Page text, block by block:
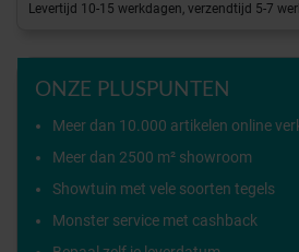
Levertijd 10-15 werkdagen, verzendtijd 5-7
ONZE PLUSPUNTEN
Meer dan 10.000 artikelen online
Meer dan 2500 m² showroom
Showtuin met vele soorten tegels
Monster service met cashback